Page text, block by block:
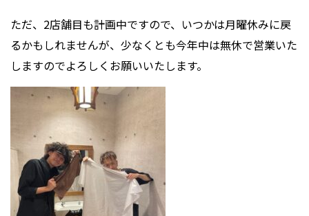
ただ、2店舗目も計画中ですので、いつかは月曜休みに戻
るかもしれませんが、少なくとも今年中は無休で営業いた
しますのでよろしくお願いいたします。